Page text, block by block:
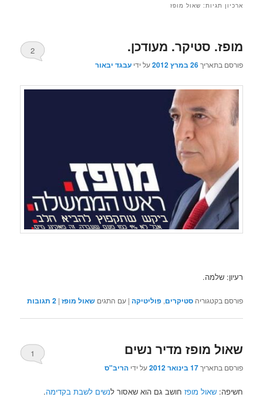
ארכיון תגיות: שאול מופז
מופז. סטיקר. מעודכן.
פורסם בתאריך26 במרץ 2012 על ידיעבגד יבאור
2
רעיון: שלמה.
פורסם בקטגוריה סטיקרים,פוליטיקה |עם התגים שאול מופז |
2 תגובות
שאול מופז מדיר נשים
פורסם בתאריך17 בינואר 2012 על ידיהריב"ס
1
חשיפה:שאול מופז חושב גם הוא שאסור לנשים לשבת בקדימה.